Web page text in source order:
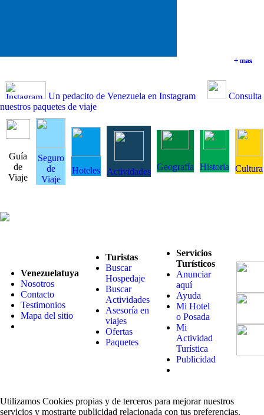
+ mas
+ mas
+ mas
+ mas
Un pedacito de Venezuela en Instagram
Consulta
nuestros paquetes de viaje
Guía
de
Viaje
Seguro
de
Viaje
Hoteles Actividades Geografía Historia Cultura
Venezuelatuya
Nosotros
Contacto
Testimonios
Mapa del sitio
Turistas
Buscar
Hospedaje
Buscar
Actividades
Asesoría en
viajes
Ofertas
Paquetes
Servicios
Turísticos
Anunciar
aquí
Ayuda
Mi Hotel
o Posada
Mi
Actividad
Turística
Publicidad
Utilizamos Cookies propias y de terceros para mejorar nuestros
servicios y mostrarte publicidad relacionada con tus preferencias.